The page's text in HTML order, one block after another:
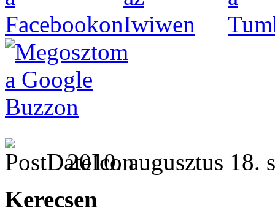
2010. augusztus 18.
Kerecsen